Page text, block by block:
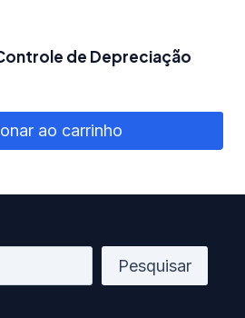
de Depreciação
ao carrinho
Pesquisar